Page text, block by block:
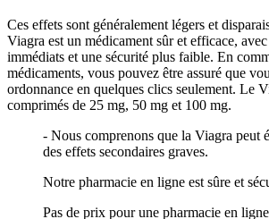
Ces effets sont généralement légers et
Viagra est un médicament sûr et efficace,
immédiats et une sécurité plus faible. En
médicaments, vous pouvez être assuré que
ordonnance en quelques clics seulement. Le
comprimés de 25 mg, 50 mg et 100 mg.
- Nous comprenons que la Viagra peut
des effets secondaires graves.
Notre pharmacie en ligne est sûre et
Pas de prix pour une pharmacie en